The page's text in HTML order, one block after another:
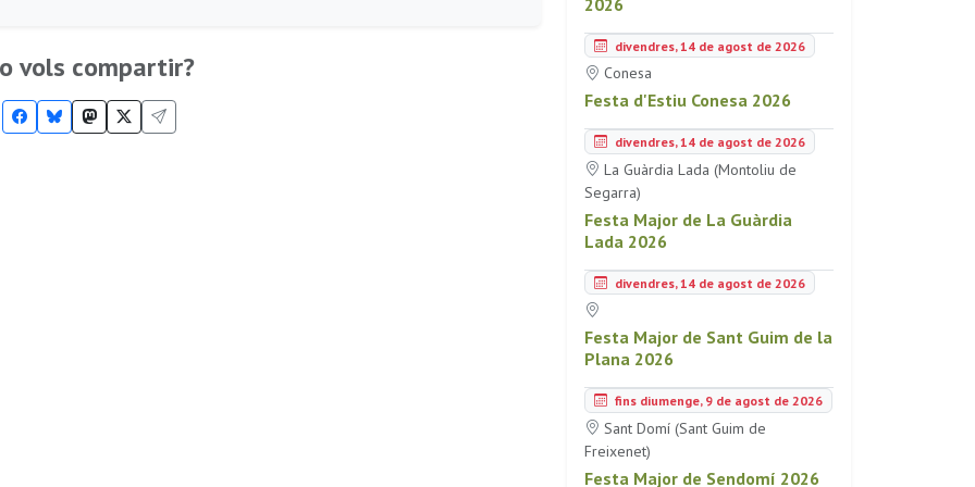
vols compartir?
divendres, 14 de agost de 2026
Conesa
Festa d'Estiu Conesa 2026
divendres, 14 de agost de 2026
La Guàrdia Lada (Montoliu de
Segarra)
Festa Major de La Guàrdia
Lada 2026
divendres, 14 de agost de 2026
Festa Major de Sant Guim de la
Plana 2026
fins diumenge, 9 de agost de 2026
Sant Domí (Sant Guim de
Freixenet)
Festa Major de Sendomí 2026